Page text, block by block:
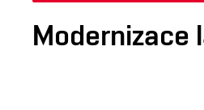
Modernizace